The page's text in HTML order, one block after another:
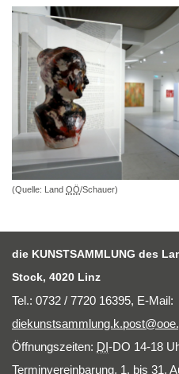
(Quelle: Land OÖ/Schauer)
die KUNSTSAMMLUNG des
Stock, 4020 Linz
Tel.: 0732 / 7720 16395, E-Mail:
Öffnungszeiten: DI-DO 14-18
Terminvereinbarung, 1. bis 31.